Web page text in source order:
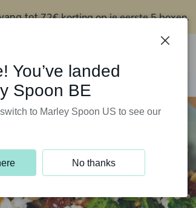
tot72€ korting op je eerste 5 boxen.
You’ve landed
Spoon BE
to Marley Spoon US to see our
No thanks